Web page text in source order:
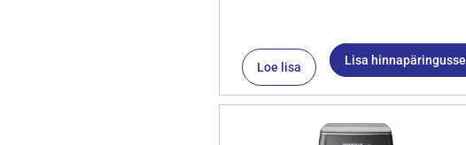
Loe lisa Lisa hinnapäringusse